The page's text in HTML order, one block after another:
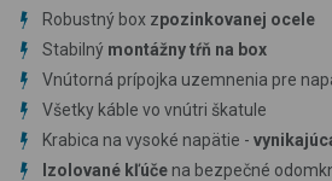
Robustný box zpozinkovanej ocele
Stabilný montážny tŕň na box
Vnútorná prípojka uzemnenia pre
Všetky káble vo vnútri škatule
Krabica na vysoké napätie -
Izolované kľúče na bezpečné